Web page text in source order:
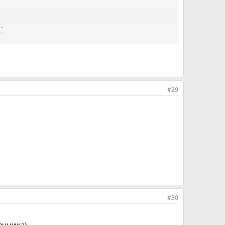
#29
#30